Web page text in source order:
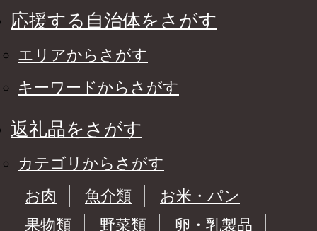
応援する自治体をさがす
エリアからさがす
キーワードからさがす
返礼品をさがす
カテゴリからさがす
お肉
魚介類
お米・パン
果物類
野菜類
卵・乳製品